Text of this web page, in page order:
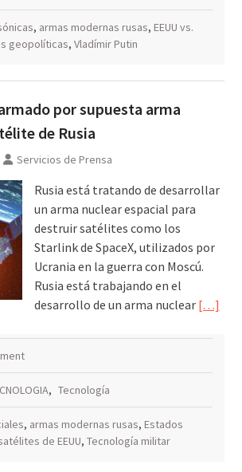
, armas modernas rusas, EEUU vs.
geopolíticas, Vladímir Putin
por supuesta arma
de Rusia
Servicios de Prensa
Rusia está tratando de desarrollar
un arma nuclear espacial para
destruir satélites como los
Starlink de SpaceX, utilizados por
Ucrania en la guerra con Moscú.
Rusia está trabajando en el
desarrollo de un arma nuclear […]
, Tecnología
, armas modernas rusas, Estados
de EEUU, Tecnología militar